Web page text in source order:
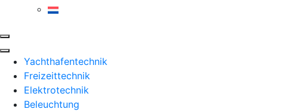
Yachthafentechnik
Freizeittechnik
Elektrotechnik
Beleuchtung